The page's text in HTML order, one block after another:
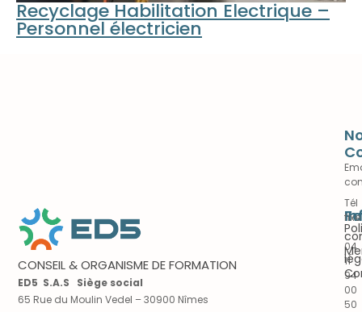
Recyclage Habilitation Electrique –
Personnel électricien
CONSEIL & ORGANISME DE FORMATION
ED5 S.A.S Siège social
65 Rue du Moulin Vedel – 30900 Nîmes
Tél
fixe
:
04
11
94
00
50